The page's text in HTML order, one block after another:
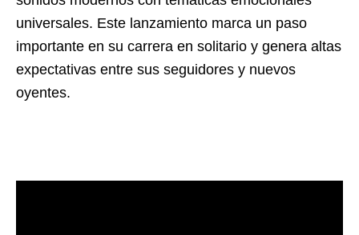
universales. Este lanzamiento marca un paso
importante en su carrera en solitario y genera altas
expectativas entre sus seguidores y nuevos
oyentes.